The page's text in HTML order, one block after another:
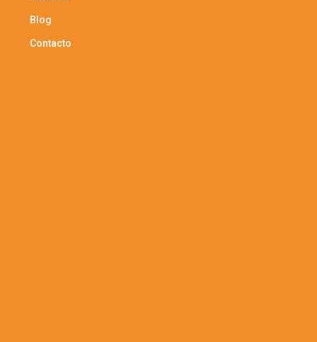
Blog
Contacto